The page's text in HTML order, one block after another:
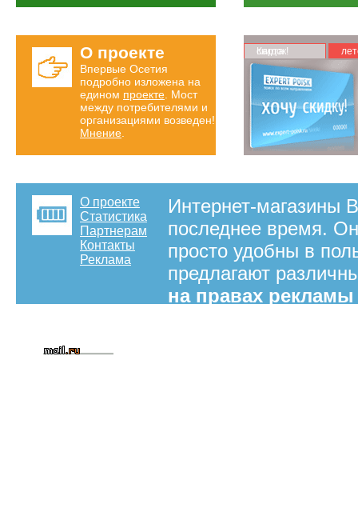
О проекте
Впервые Осетия
подробно изложена на
едином проекте . Мост
между потребителями и
организациями возведен!
Мнение
Карта скидок!
О проекте
Статистика
Партнерам
Контакты
Реклама
Интернет-магазины
последнее время.
просто удобны в
предлагают
на правах рекламы